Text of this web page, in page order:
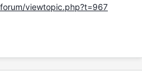
viewtopic.php?t=967